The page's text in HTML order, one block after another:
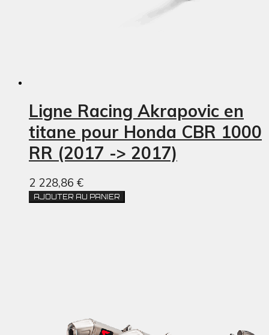
Ligne Racing Akrapovic en
titane pour Honda CBR 1000
RR (2017 -> 2017)
2 228,86 €
AJOUTER AU PANIER